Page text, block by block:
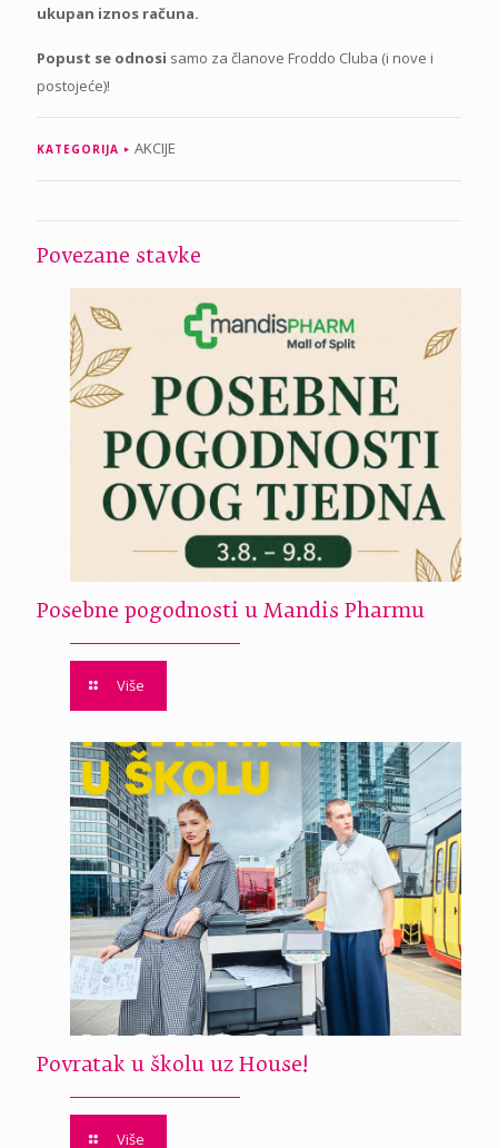
ukupan iznos računa.
Popust se odnosi samo za članove Froddo Cluba (i nove i
postojeće)!
KATEGORIJA AKCIJE
Povezane stavke
Posebne pogodnosti u Mandis Pharmu
Više
Povratak u školu uz House!
Više